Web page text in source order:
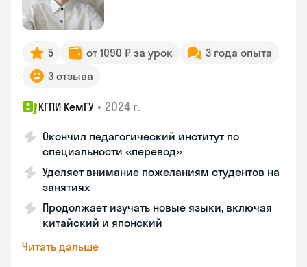
5 от 1090 ₽ за урок
3 года опыта
3 отзыва
КГПИ КемГУ • 2024 г.
Окончил педагогический институт по
специальности «перевод»
Уделяет внимание пожеланиям студентов на
занятиях
Продолжает изучать новые языки, включая
китайский и японский
Читать дальше